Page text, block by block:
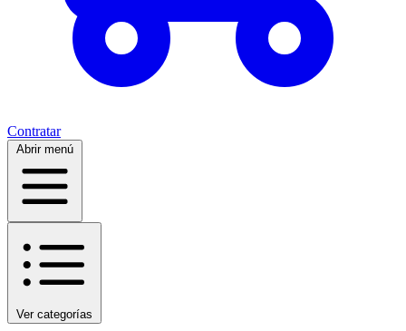
Contratar
Abrir menú
Ver categorías